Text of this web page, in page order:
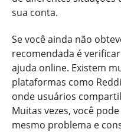
sua conta.
Se você ainda não
recomendada é
ajuda online. Existem
plataformas como
onde usuários
Muitas vezes, você
mesmo problema e